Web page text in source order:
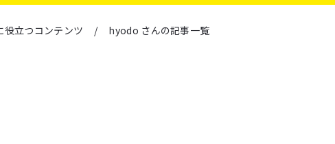
役立つコンテンツ / hyodo さんの記事一覧